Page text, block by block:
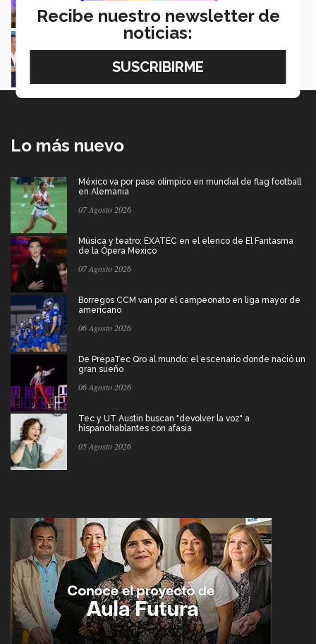
Isabel Martínez
Lidera industria acerera y recibe Premio al
Myrna Danel
Lo más nuevo
México va por pase olímpico en mundial de flag football
en Alemania
07 Agosto 2026
Música y teatro: EXATEC en el elenco de El Fantasma
de la Ópera Mexico
07 Agosto 2026
Borregos CCM van por el campeonato en liga mayor de
americano
06 Agosto 2026
De PrepaTec Qro al mundo: el escenario donde nació un
gran sueño
06 Agosto 2026
Tec y UT Austin buscan "devolver la voz" a
hispanohablantes con afasia
05 Agosto 2026
Recibe nuestro newsletter de
noticias: